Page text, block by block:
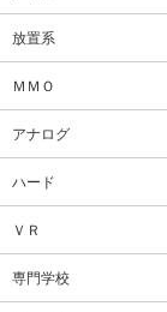
放置系
ＭＭＯ
アナログ
ハード
ＶＲ
専門学校